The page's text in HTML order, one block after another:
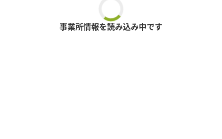
事業所情報を読み込み中です